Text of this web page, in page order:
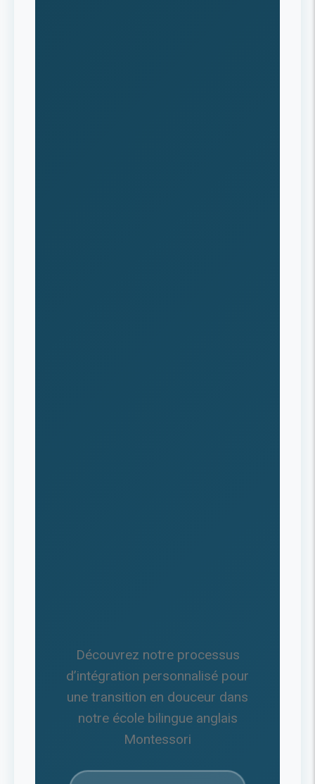
Découvrez notre processus
d’intégration personnalisé pour
une transition en douceur dans
notre école bilingue anglais
Montessori